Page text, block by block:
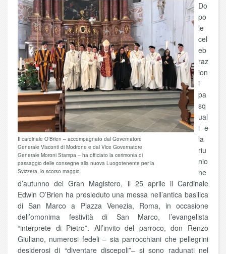
Il cardinale O’Brien – accompagnato dal Governatore
Generale Visconti di Modrone e dal Vice Governatore
Generale Moroni Stampa – ha officiato la cerimonia di
passaggio delle consegne alla nuova Luogotenente per la
Svizzera, lo scorso maggio.
Do
po
le
cel
eb
raz
ion
i
pa
sq
ual
i e
la
riu
nio
ne
d’autunno del Gran Magistero, il 25 aprile il Cardinale
Edwin O’Brien ha presieduto una messa nell’antica basilica
di San Marco a Piazza Venezia, Roma, in occasione
dell’omonima festività di San Marco, l’evangelista
“interprete di Pietro”. All’invito del parroco, don Renzo
Giuliano, numerosi fedeli – sia parrocchiani che pellegrini
desiderosi di “diventare discepoli”– si sono radunati nel